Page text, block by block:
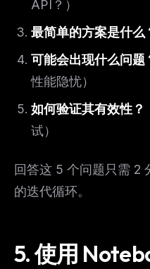
API？）
最简单的方案是什么
可能会出现什么问题
性能隐忧）
如何验证其有效性？
试）
回答这 5 个问题只需 2
的迭代循环。
5. 使用